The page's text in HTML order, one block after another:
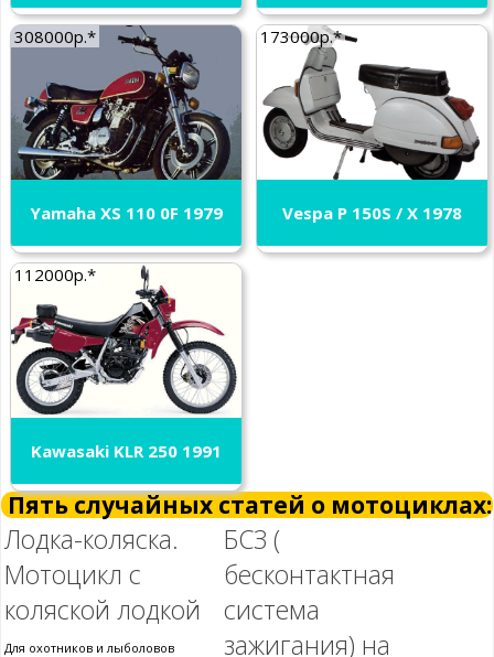
308000р.*
Yamaha XS 110 0F 1979
173000р.*
Vespa P 150S / X 1978
112000р.*
Kawasaki KLR 250 1991
Пять случайных статей о мотоциклах:
Лодка-коляска.
Мотоцикл с
коляской лодкой
Для охотников и лыболовов
БСЗ (
бесконтактная
система
зажигания) на